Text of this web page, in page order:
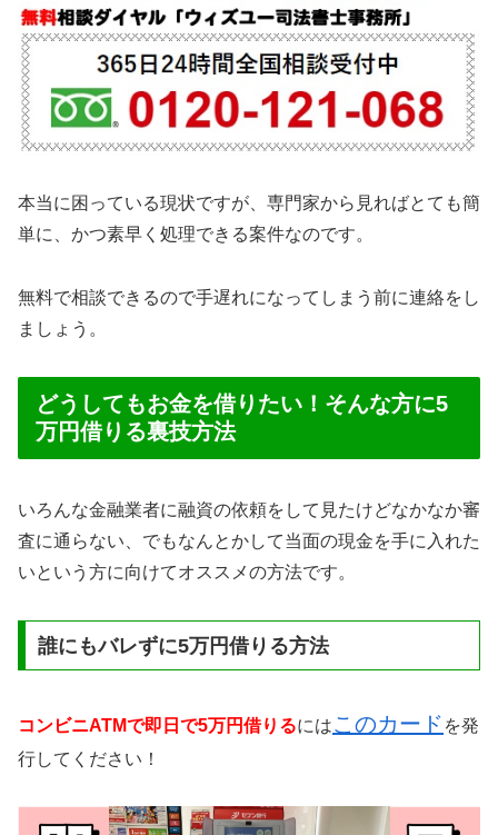
本当に困っている現状ですが、専門家から見ればとても簡
単に、かつ素早く処理できる案件なのです。
無料で相談できるので手遅れになってしまう前に連絡をし
ましょう。
どうしてもお金を借りたい！そんな方に5
万円借りる裏技方法
いろんな金融業者に融資の依頼をして見たけどなかなか審
査に通らない、でもなんとかして当面の現金を手に入れた
いという方に向けてオススメの方法です。
誰にもバレずに5万円借りる方法
コンビニATMで即日で5万円借りるにはこのカード を発
行してください！